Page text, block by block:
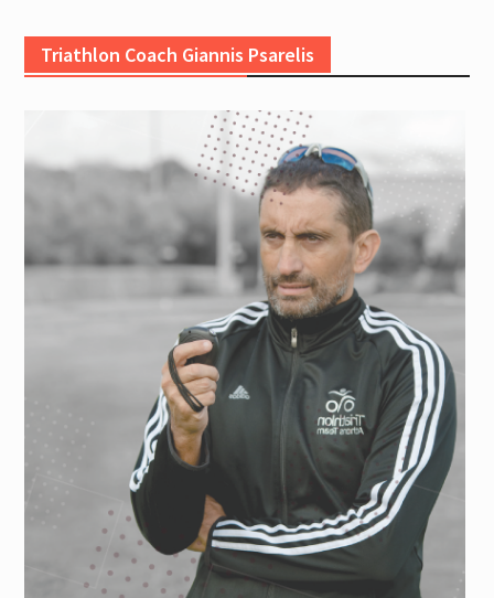
Triathlon Coach Giannis Psarelis